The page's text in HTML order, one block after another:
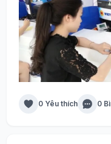
0 Yêu thích 0